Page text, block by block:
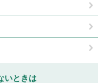
いときは